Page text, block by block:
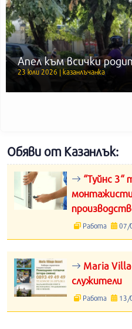
Апел към всички
23 юли 2026 | казанлъчанка
Обяви от Казанлък:
“Туйнс 3“
Работа 07/
Maria
служители
Работа 13/